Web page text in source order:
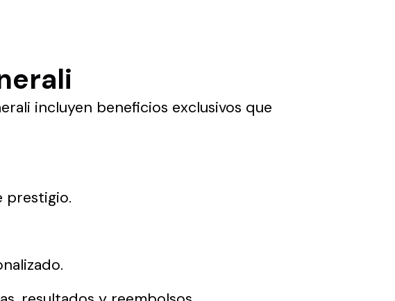
incluyen beneficios exclusivos que
prestigio.